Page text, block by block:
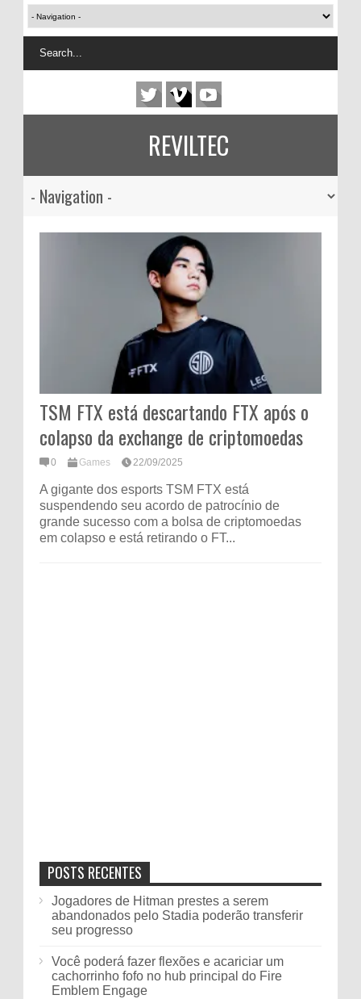
REVILTEC
TSM FTX está descartando FTX após o
colapso da exchange de criptomoedas
0 Games 22/09/2025
A gigante dos esports TSM FTX está
suspendendo seu acordo de patrocínio de
grande sucesso com a bolsa de criptomoedas
em colapso e está retirando o FT...
POSTS RECENTES
Jogadores de Hitman prestes a serem
abandonados pelo Stadia poderão transferir
seu progresso
Você poderá fazer flexões e acariciar um
cachorrinho fofo no hub principal do Fire
Emblem Engage